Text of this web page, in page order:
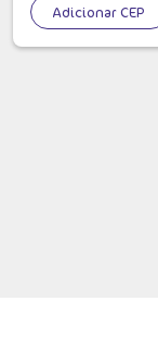
Adicionar CEP